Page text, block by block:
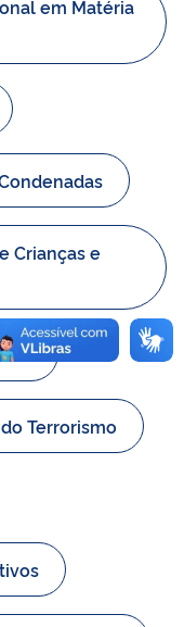
em Matéria
Crianças e
Terrorismo